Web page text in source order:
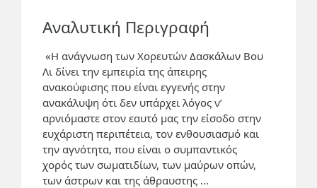
Αναλυτική Περιγραφή
«Η ανάγνωση των Χορευτών Δασκάλων Βου
Λι δίνει την εμπειρία της άπειρης
ανακούφισης που είναι εγγενής στην
ανακάλυψη ότι δεν υπάρχει λόγος ν’
αρνιόμαστε στον εαυτό μας την είσοδο στην
ευχάριστη περιπέτεια, τον ενθουσιασμό και
την αγνότητα, που είναι ο συμπαντικός
χορός των σωματιδίων, των μαύρων οπών,
των άστρων και της άθραυστης ...